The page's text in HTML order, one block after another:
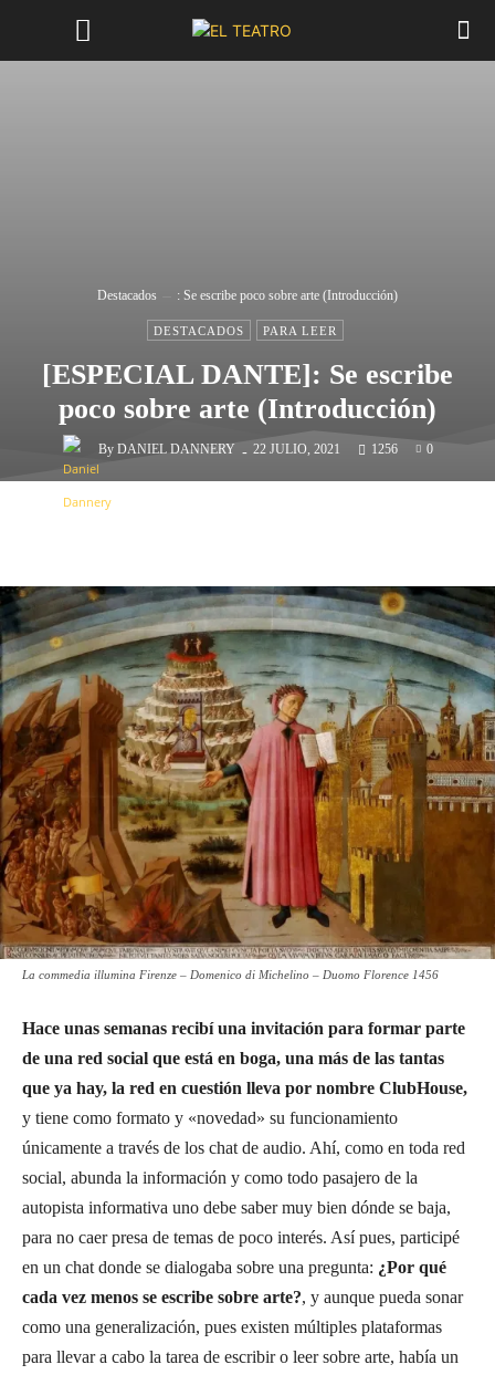
Destacados : Se escribe poco sobre arte (Introducción)
DESTACADOS PARA LEER
[ESPECIAL DANTE]: Se escribe
poco sobre arte (Introducción)
By DANIEL DANNERY - 22 JULIO, 2021 1256 0
La commedia illumina Firenze – Domenico di Michelino – Duomo Florence 1456
Hace unas semanas recibí una invitación para formar parte
de una red social que está en boga, una más de las tantas
que ya hay, la red en cuestión lleva por nombre ClubHouse,
y tiene como formato y «novedad» su funcionamiento
únicamente a través de los chat de audio. Ahí, como en toda red
social, abunda la información y como todo pasajero de la
autopista informativa uno debe saber muy bien dónde se baja,
para no caer presa de temas de poco interés. Así pues, participé
en un chat donde se dialogaba sobre una pregunta: ¿Por qué
cada vez menos se escribe sobre arte?, y aunque pueda sonar
como una generalización, pues existen múltiples plataformas
para llevar a cabo la tarea de escribir o leer sobre arte, había un